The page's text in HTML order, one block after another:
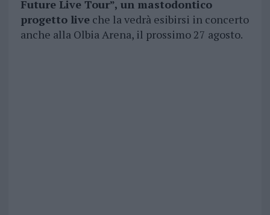
Future Live Tour”, un mastodontico
progetto liveche la vedrà esibirsi in concerto
anche alla Olbia Arena, il prossimo 27 agosto.